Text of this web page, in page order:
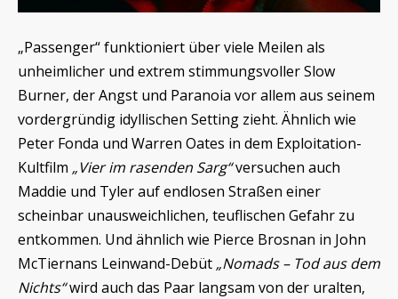
„Passenger“ funktioniert über viele Meilen als
unheimlicher und extrem stimmungsvoller Slow
Burner, der Angst und Paranoia vor allem aus seinem
vordergründig idyllischen Setting zieht. Ähnlich wie
Peter Fonda und Warren Oates in dem Exploitation-
Kultfilm „Vier im rasenden Sarg“versuchen auch
Maddie und Tyler auf endlosen Straßen einer
scheinbar unausweichlichen, teuflischen Gefahr zu
entkommen. Und ähnlich wie Pierce Brosnan in John
McTiernans Leinwand-Debüt„Nomads – Tod aus dem
Nichts“wird auch das Paar langsam von der uralten,